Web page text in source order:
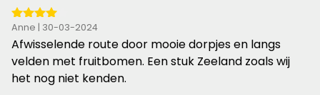
4
van
de
5
Anne | 30-03-2024
Afwisselende route door mooie dorpjes en langs
velden met fruitbomen. Een stuk Zeeland zoals wij
het nog niet kenden.